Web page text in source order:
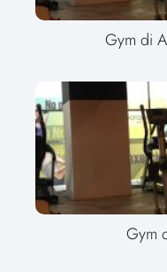
Gym di
Gym